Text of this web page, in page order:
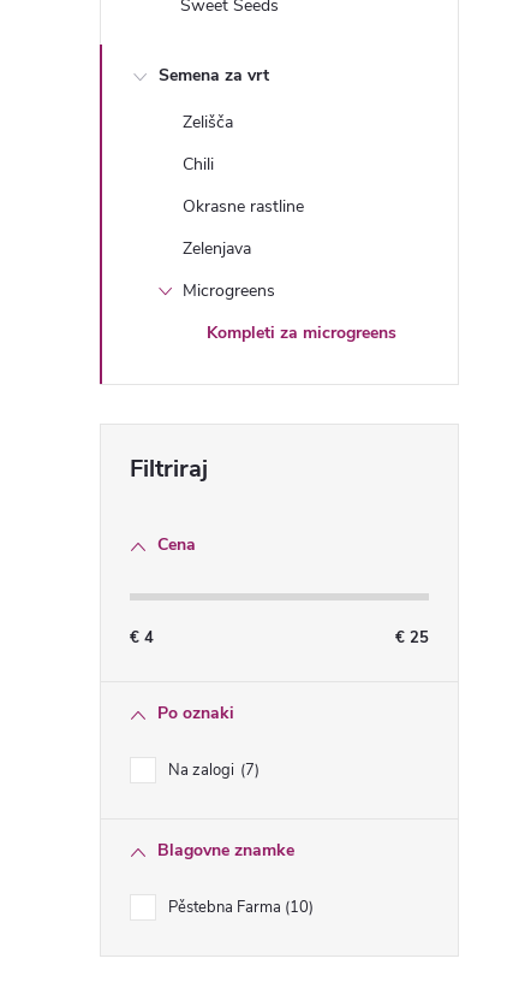
Sweet Seeds
Semena za vrt
Zelišča
Chili
Okrasne rastline
Zelenjava
Microgreens
Kompleti za microgreens
Cena
€ 4 € 25
Po oznaki
Na zalogi 7
Blagovne znamke
Pěstebna Farma 10